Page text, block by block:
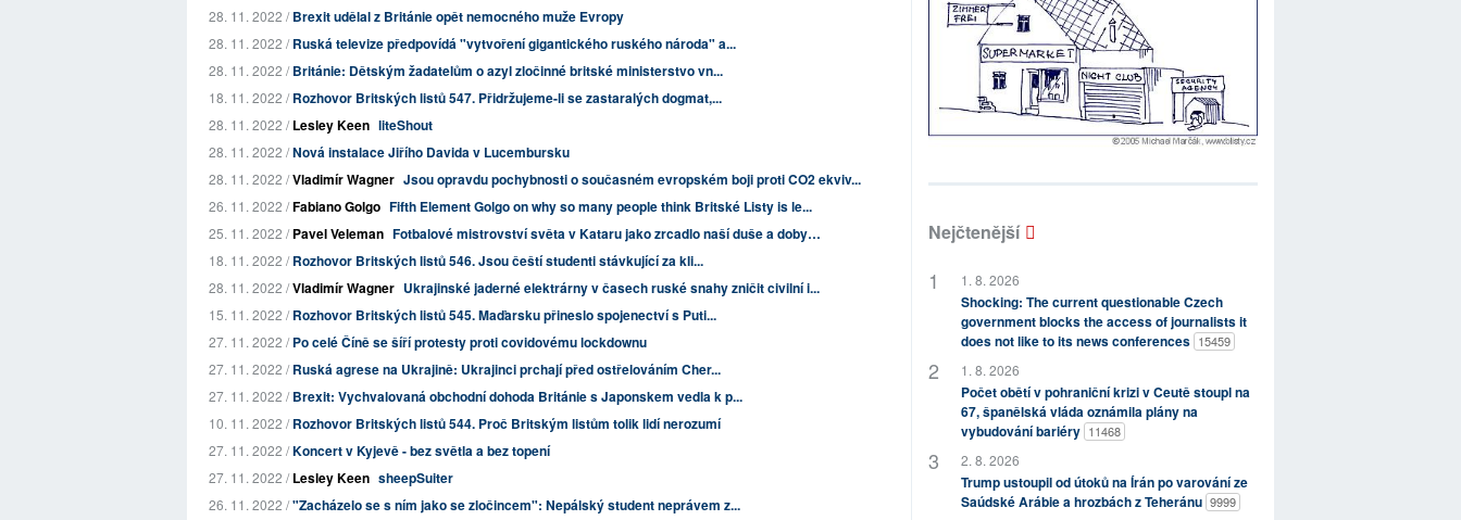
28. 11. 2022 /Brexit udělal z Británie opět nemocného muže Evropy
28. 11. 2022 /Ruská televize předpovídá "vytvoření gigantického ruského národa" a...
28. 11. 2022 /Británie: Dětským žadatelům o azyl zločinné britské ministerstvo vn...
18. 11. 2022 /Rozhovor Britských listů 547. Přidržujeme-li se zastaralých dogmat,...
28. 11. 2022 /Lesley Keen liteShout
28. 11. 2022 /Nová instalace Jiřího Davida v Lucembursku
28. 11. 2022 /Vladimír Wagner Jsou opravdu pochybnosti o současném evropském boji proti CO2 ekviv...
26. 11. 2022 /Fabiano Golgo Fifth Element Golgo on why so many people think Britské Listy is le...
25. 11. 2022 /Pavel Veleman Fotbalové mistrovství světa v Kataru jako zrcadlo naší duše a doby…
18. 11. 2022 /Rozhovor Britských listů 546. Jsou čeští studenti stávkující za kli...
28. 11. 2022 /Vladimír Wagner Ukrajinské jaderné elektrárny v časech ruské snahy zničit civilní i...
15. 11. 2022 /Rozhovor Britských listů 545. Maďarsku přineslo spojenectví s Puti...
27. 11. 2022 /Po celé Číně se šíří protesty proti covidovému lockdownu
27. 11. 2022 /Ruská agrese na Ukrajině: Ukrajinci prchají před ostřelováním Cher...
27. 11. 2022 /Brexit: Vychvalovaná obchodní dohoda Británie s Japonskem vedla k p...
10. 11. 2022 /Rozhovor Britských listů 544. Proč Britským listům tolik lidí nerozumí
27. 11. 2022 /Koncert v Kyjevě - bez světla a bez topení
27. 11. 2022 /Lesley Keen sheepSuiter
26. 11. 2022 /"Zacházelo se s ním jako se zločincem": Nepálský student neprávem z...
Nejčtenější
1. 8. 2026
Shocking: The current questionable Czech
government blocks the access of journalists it
does not like to its news conferences 15459
1. 8. 2026
Počet obětí v pohraniční krizi v Ceutě stoupl na
67, španělská vláda oznámila plány na
vybudování bariéry 11468
2. 8. 2026
Trump ustoupil od útoků na Írán po varování ze
Saúdské Arábie a hrozbách z Teheránu 9999